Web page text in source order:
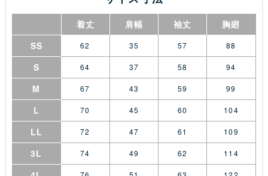
着丈 肩幅 袖丈
胸廻
SS
62 35 57 88
S 64 37 58 94
M 67 43 59 99
L 70 45 60 104
LL 72 47 61 109
3L 74 49 62 114